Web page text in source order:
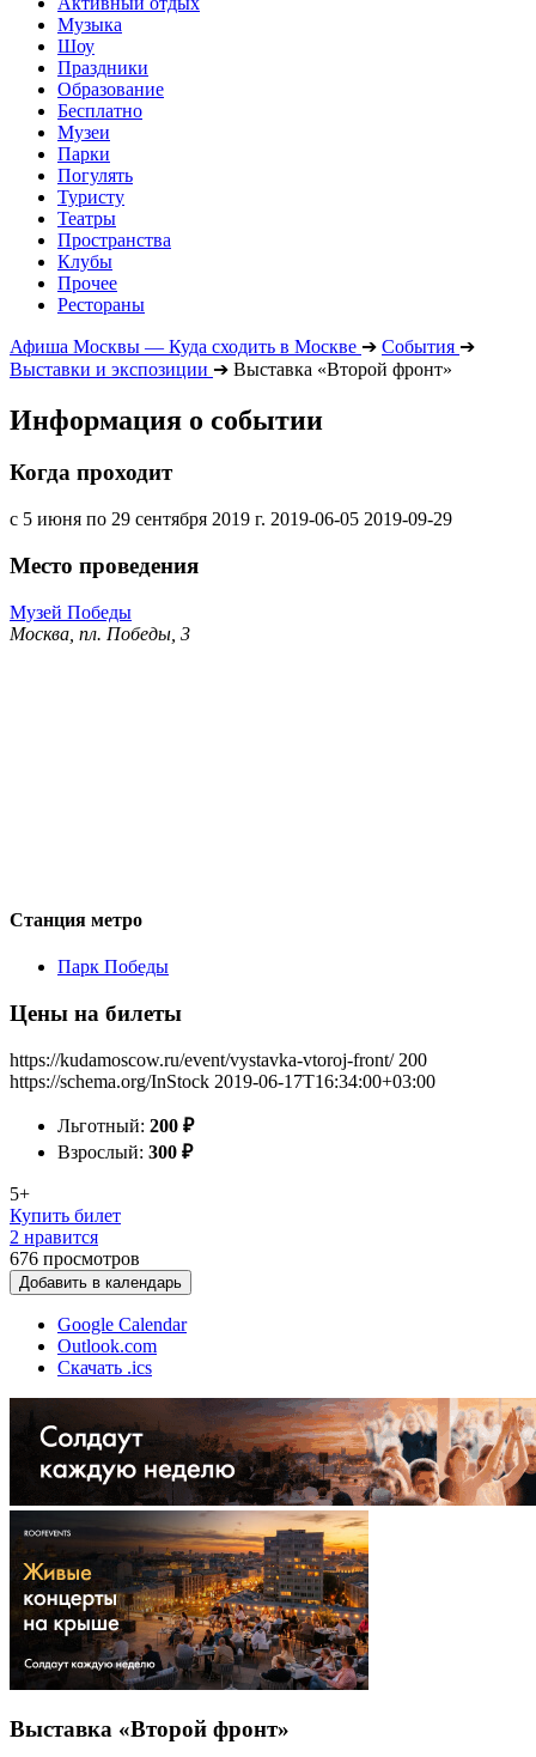
Музыка
Шоу
Праздники
Образование
Бесплатно
Музеи
Парки
Погулять
Туристу
Театры
Пространства
Клубы
Прочее
Рестораны
Афиша Москвы — Куда сходить в Москве ➔ События ➔
Выставки и экспозиции ➔ Выставка «Второй фронт»
Информация о событии
Когда проходит
с 5 июня по 29 сентября 2019 г. 2019-06-05 2019-09-29
Место проведения
Музей Победы
Москва, пл. Победы, 3
Станция метро
Парк Победы
Цены на билеты
https://kudamoscow.ru/event/vystavka-vtoroj-front/ 200
https://schema.org/InStock 2019-06-17T16:34:00+03:00
Льготный: 200 ₽
Взрослый: 300 ₽
5+
Купить билет
2 нравится
676 просмотров
Добавить в календарь
Google Calendar
Outlook.com
Скачать .ics
Выставка «Второй фронт»